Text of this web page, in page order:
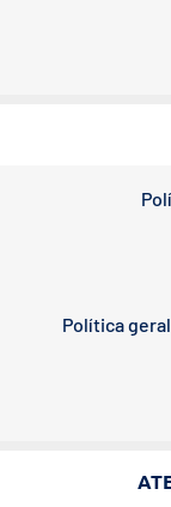
Política